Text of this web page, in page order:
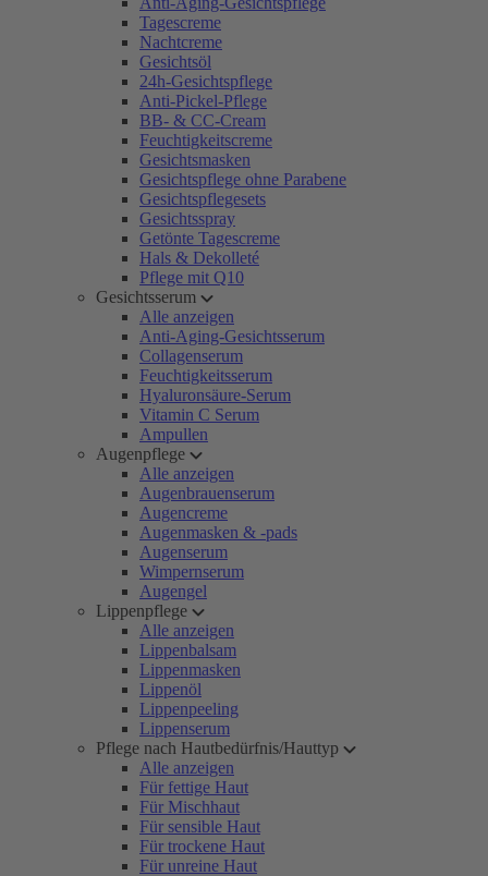
Tagescreme
Nachtcreme
Gesichtsöl
24h-Gesichtspflege
Anti-Pickel-Pflege
BB- & CC-Cream
Feuchtigkeitscreme
Gesichtsmasken
Gesichtspflege ohne Parabene
Gesichtspflegesets
Gesichtsspray
Getönte Tagescreme
Hals & Dekolleté
Pflege mit Q10
Gesichtsserum
Alle anzeigen
Anti-Aging-Gesichtsserum
Collagenserum
Feuchtigkeitsserum
Hyaluronsäure-Serum
Vitamin C Serum
Ampullen
Augenpflege
Alle anzeigen
Augenbrauenserum
Augencreme
Augenmasken & -pads
Augenserum
Wimpernserum
Augengel
Lippenpflege
Alle anzeigen
Lippenbalsam
Lippenmasken
Lippenöl
Lippenpeeling
Lippenserum
Pflege nach Hautbedürfnis/Hauttyp
Alle anzeigen
Für fettige Haut
Für Mischhaut
Für sensible Haut
Für trockene Haut
Für unreine Haut